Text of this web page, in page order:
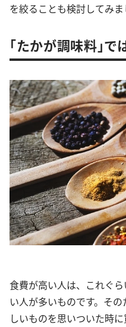
を絞ることも検討してみま
「たかが調味料」で
食費が高い人は、これぐ
い人が多いものです。そ
しいものを思いついた時